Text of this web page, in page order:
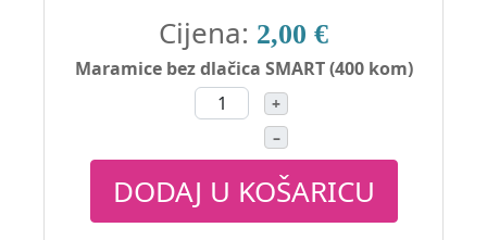
Cijena: 2,00 €
Maramice bez dlačica SMART (400 kom)
+
–
DODAJ U KOŠARICU